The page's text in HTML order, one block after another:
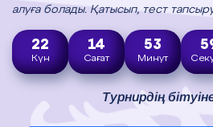
алуға болады. Қатысып, тест тапсыру
22
Күн
14
Сағат
53
Минут
Турнирдің